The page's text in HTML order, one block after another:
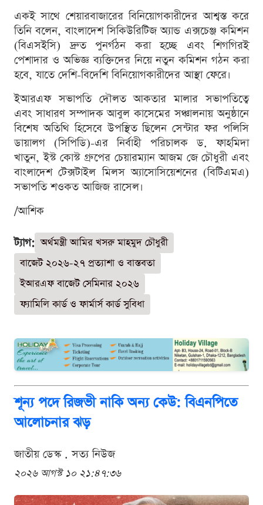
একই সাথে শেয়ারবাজারের বিনিয়োগকারীদের আশ্বস্ত করে
তিনি বলেন, বাংলাদেশ সিকিউরিটিজ অ্যান্ড এক্সচেঞ্জ কমিশন
(বিএসইসি) দ্রুত পুনর্গঠন করা হচ্ছে এবং শিগগিরই
পেশাদার ও অভিজ্ঞ ব্যক্তিদের নিয়ে নতুন কমিশন গঠন করা
হবে, যাতে দেশি-বিদেশি বিনিয়োগকারীদের আস্থা ফেরে।
ইআরএফ সভাপতি দৌলত আকতার মালার সভাপতিত্বে
এবং সাধারণ সম্পাদক আবুল কাসেমের সঞ্চালনায় অনুষ্ঠানে
বিশেষ অতিথি হিসেবে উপস্থিত ছিলেন সেন্টার ফর পলিসি
ডায়ালগ (সিপিডি)-এর নির্বাহী পরিচালক ড. ফাহমিদা
খাতুন, ইস্ট কোস্ট গ্রুপের চেয়ারম্যান আজম জে চৌধুরী এবং
বাংলাদেশ টেক্সটাইল মিলস অ্যাসোসিয়েশনের (বিটিএমএ)
সভাপতি শওকত আজিজ রাসেল।
/আশিক
ট্যাগ: অর্থমন্ত্রী আমির খসরু মাহমুদ চৌধুরী
বাজেট ২০২৬-২৭ প্রত্যাশা ও বাস্তবতা
ইআরএফ বাজেট সেমিনার ২০২৬
ফ্যামিলি কার্ড ও ফার্মার্স কার্ড সুবিধা
শূন্য পদে রিজভী নাকি অন্য কেউ: বিএনপিতে
আলোচনার ঝড়
জাতীয় ডেস্ক . সত্য নিউজ
২০২৬ আগস্ট ১০ ২১:৪৭:৩৬